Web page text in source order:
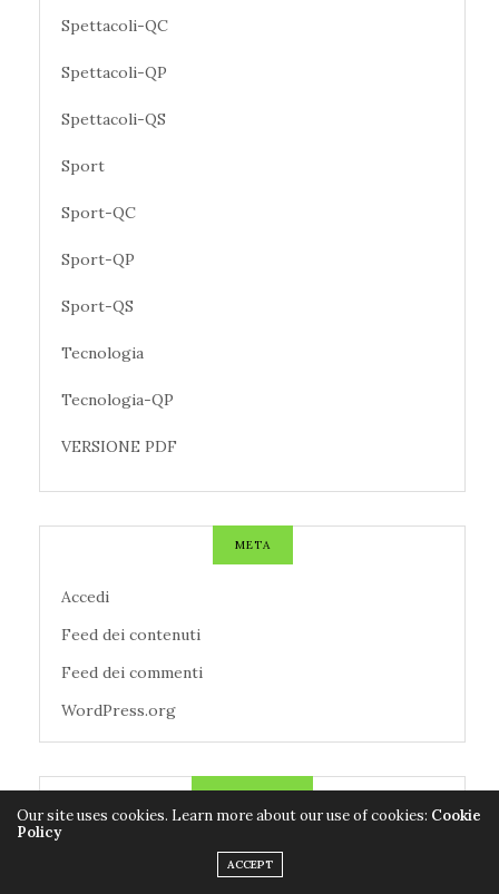
Spettacoli-QC
Spettacoli-QP
Spettacoli-QS
Sport
Sport-QC
Sport-QP
Sport-QS
Tecnologia
Tecnologia-QP
VERSIONE PDF
META
Accedi
Feed dei contenuti
Feed dei commenti
WordPress.org
CALCIO
Our site uses cookies. Learn more about our use of cookies: Cookie
Policy
ACCEPT